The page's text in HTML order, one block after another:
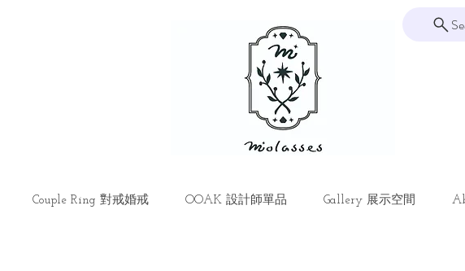
Couple Ring 對戒婚戒 OOAK 設計師單品 Gallery 展示空間